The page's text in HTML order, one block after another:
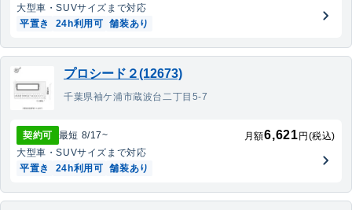
大型車・SUVサイズまで対応
平置き
24h利用可 舗装あり
プロシード２(12673)
千葉県袖ケ浦市蔵波台二丁目5-7
契約可 最短 8/17~ 月額6,621 円(税込)
大型車・SUVサイズまで対応
平置き
24h利用可 舗装あり